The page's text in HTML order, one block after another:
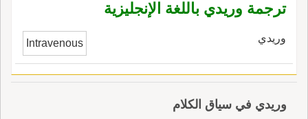
ترجمة وريدي باللغة الإنجليزية
وريدي Intravenous
وريدي في سياق الكلام